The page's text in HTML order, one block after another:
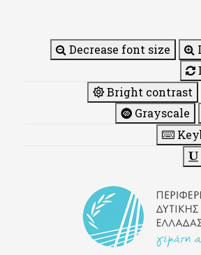
Decrease font size
Bright contrast
Grayscale